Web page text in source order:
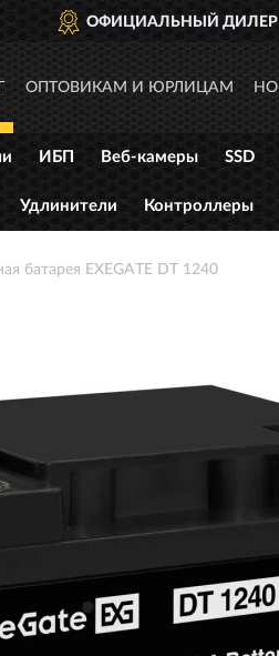
ОФИЦИАЛЬНЫЙ ДИЛЕР
ОПТОВИКАМ И ЮРЛИЦАМ
ИБП Веб-камеры SSD
Удлинители Контроллеры
батарея EXEGATE DT 1240